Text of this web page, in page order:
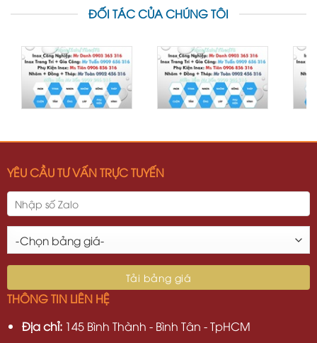
ĐỐI TÁC CỦA CHÚNG TÔI
YÊU CẦU TƯ VẤN TRỰC TUYẾN
THÔNG TIN LIÊN HỆ
Địa chỉ:145 Bình Thành - Bình Tân - TpHCM